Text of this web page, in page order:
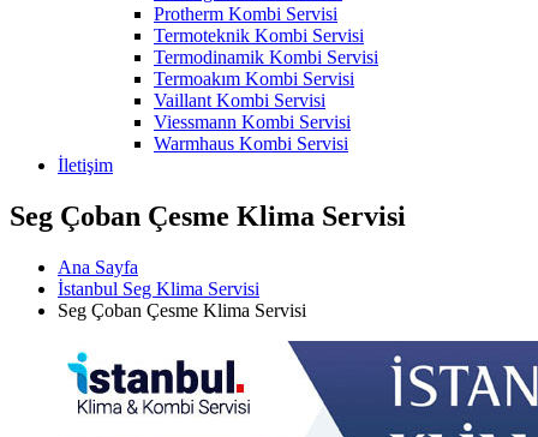
Protherm Kombi Servisi
Termoteknik Kombi Servisi
Termodinamik Kombi Servisi
Termoakım Kombi Servisi
Vaillant Kombi Servisi
Viessmann Kombi Servisi
Warmhaus Kombi Servisi
İletişim
Seg Çoban Çesme Klima Servisi
Ana Sayfa
İstanbul Seg Klima Servisi
Seg Çoban Çesme Klima Servisi